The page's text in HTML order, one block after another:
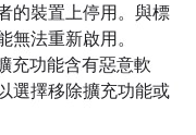
的裝置上停用。與標
法重新啟用。
充功能含有惡意軟
選擇移除擴充功能或